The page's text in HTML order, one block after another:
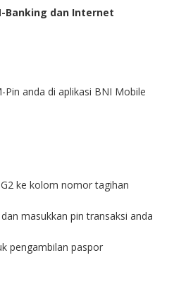
Banking dan Internet
Pin anda di aplikasi BNI Mobile
ke kolom nomor tagihan
masukkan pin transaksi anda
pengambilan paspor